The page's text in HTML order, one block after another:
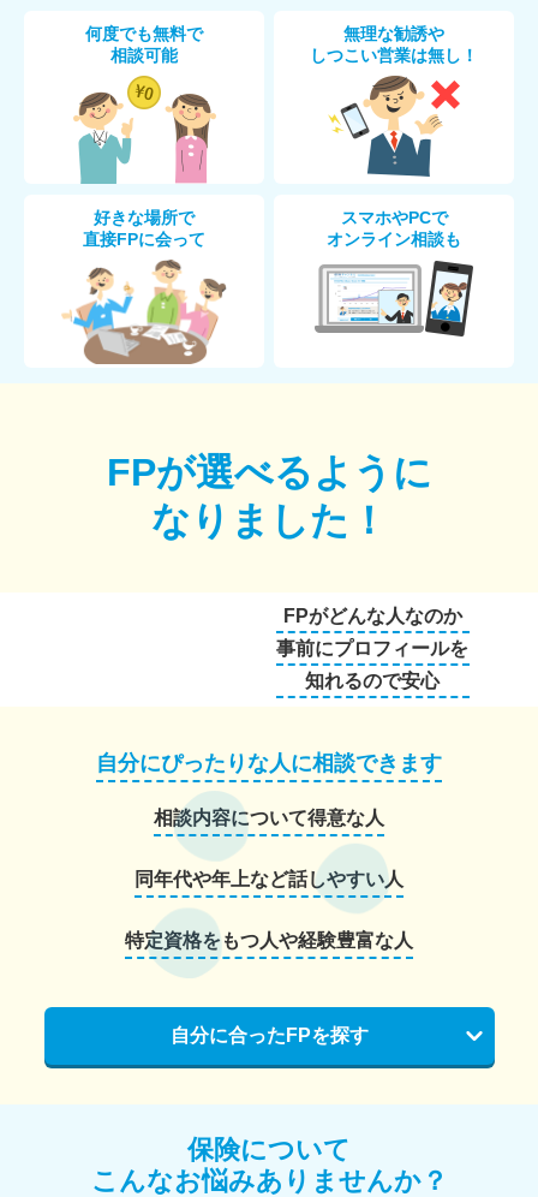
何度でも無料で
相談可能
無理な勧誘や
しつこい営業は無し！
好きな場所で
直接FPに会って
スマホやPCで
オンライン相談も
FPが選べるように
なりました！
FPがどんな人なのか
事前にプロフィールを
知れるので安心
自分にぴったりな人に相談できます
相談内容について得意な人
同年代や年上など話しやすい人
特定資格をもつ人や経験豊富な人
自分に合ったFPを探す
保険について
こんなお悩みありませんか？